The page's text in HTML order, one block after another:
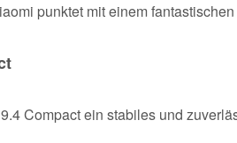
punktet mit einem
Compact ein stabiles und